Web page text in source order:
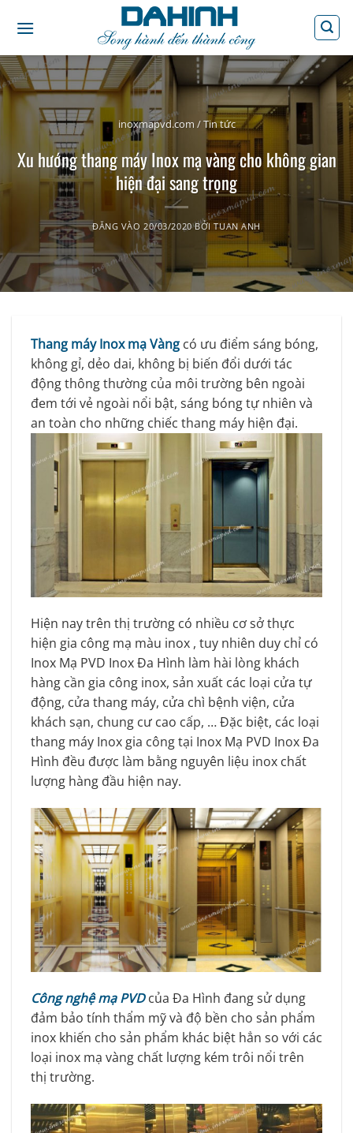
qua
dung
inoxmapvd.com /Tin tức
Xu hướng thang máy Inox mạ vàng cho không gian
hiện đại sang trọng
ĐĂNG VÀO20/03/2020 BỞITUAN ANH
Thang máy Inox mạ Vàng có ưu điểm sáng bóng,
không gỉ, dẻo dai, không bị biến đổi dưới tác
động thông thường của môi trường bên ngoài
đem tới vẻ ngoài nổi bật, sáng bóng tự nhiên và
an toàn cho những chiếc thang máy hiện đại.
Hiện nay trên thị trường có nhiều cơ sở thực
hiện gia công mạ màu inox , tuy nhiên duy chỉ có
Inox Mạ PVD Inox Đa Hình làm hài lòng khách
hàng cần gia công inox, sản xuất các loại cửa tự
động, cửa thang máy, cửa chì bệnh viện, cửa
khách sạn, chung cư cao cấp, … Đặc biệt, các loại
thang máy Inox gia công tại Inox Mạ PVD Inox Đa
Hình đều được làm bằng nguyên liệu inox chất
lượng hàng đầu hiện nay.
Công nghệ mạ PVDcủa Đa Hình đang sử dụng
đảm bảo tính thẩm mỹ và độ bền cho sản phẩm
inox khiến cho sản phẩm khác biệt hẳn so với các
loại inox mạ vàng chất lượng kém trôi nổi trên
thị trường.